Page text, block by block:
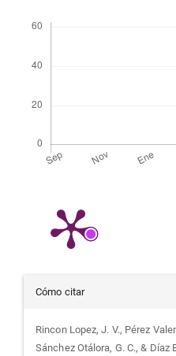
Detalles
del
Cómo citar
Rincon Lopez, J. V., Pérez
Sánchez Otálora, G. C., & Díaz